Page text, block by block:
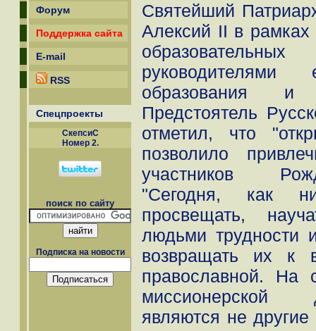
Форум
Поддержка сайта
E-mail
RSS
Спецпроекты
СкепсиС
Номер 2.
поиск по сайту
Подписка на новости
Святейший
Алексий II в
руководителями
образования и
Предстоятель
отметил, что
позволило
участников
"Сегодня, как
просвещать,
людьми трудности
возвращать их к
православной. На
миссионерской
являются не